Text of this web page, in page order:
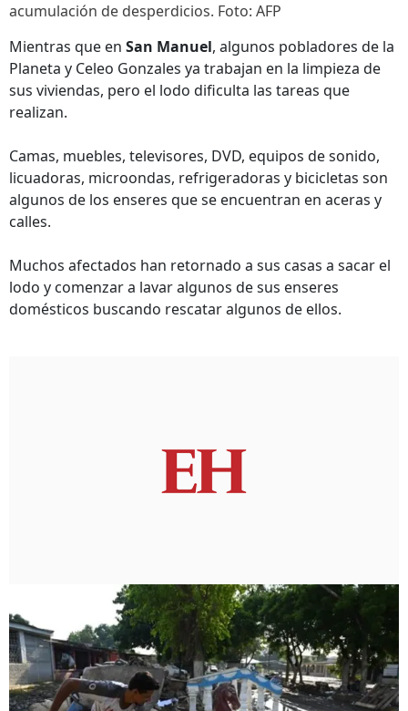
acumulación de desperdicios. Foto: AFP
Mientras que en San Manuel, algunos pobladores de la
Planeta y Celeo Gonzales ya trabajan en la limpieza de
sus viviendas, pero el lodo dificulta las tareas que
realizan.
Camas, muebles, televisores, DVD, equipos de sonido,
licuadoras, microondas, refrigeradoras y bicicletas son
algunos de los enseres que se encuentran en aceras y
calles.
Muchos afectados han retornado a sus casas a sacar el
lodo y comenzar a lavar algunos de sus enseres
domésticos buscando rescatar algunos de ellos.